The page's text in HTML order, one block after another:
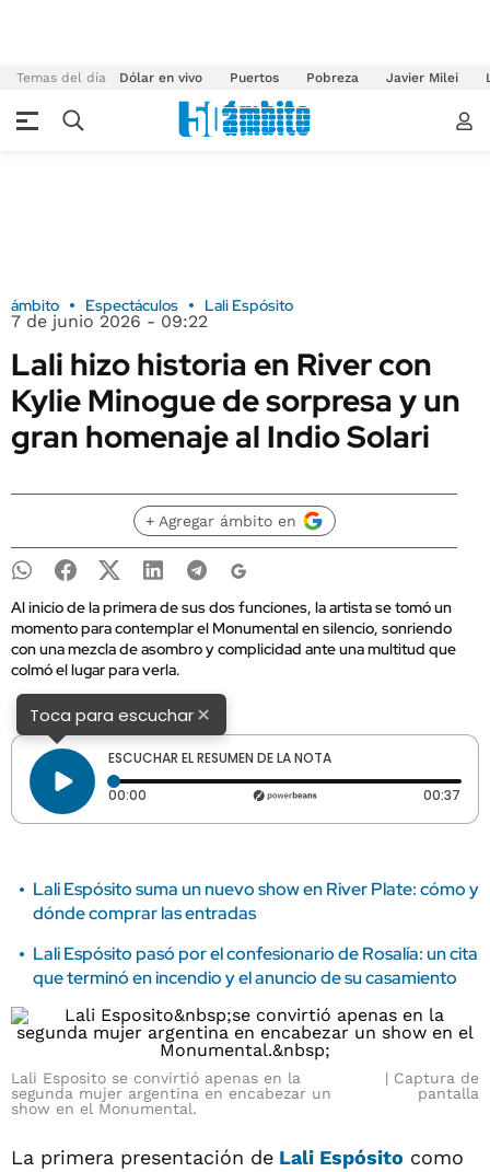
Temas del día Dólar en vivo Puertos Pobreza Javier Milei
ámbito Espectáculos Lali Espósito
7 de junio 2026 - 09:22
Lali hizo historia en River con
Kylie Minogue de sorpresa y un
gran homenaje al Indio Solari
+ Agregar ámbito en
Al inicio de la primera de sus dos funciones, la artista se tomó un
momento para contemplar el Monumental en silencio, sonriendo
con una mezcla de asombro y complicidad ante una multitud que
colmó el lugar para verla.
Toca para escuchar×
ESCUCHAR EL RESUMEN DE LA NOTA
00:00 Tiempo transcurrido: 0 segundos 00:37
Lali Espósito suma un nuevo show en River Plate: cómo y
dónde comprar las entradas
Lali Espósito pasó por el confesionario de Rosalía: un cita
que terminó en incendio y el anuncio de su casamiento
Lali Esposito se convirtió apenas en la
segunda mujer argentina en encabezar un
show en el Monumental.
Captura de
pantalla
La primera presentación de Lali Espósito como